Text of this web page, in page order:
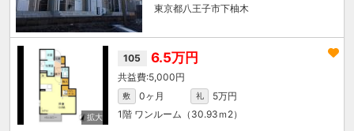
東京都八王子市下柚木
105 6.5万円
5,000円
敷 0ヶ月 礼
5万円
1階 ワンルーム（30.93ｍ 2）